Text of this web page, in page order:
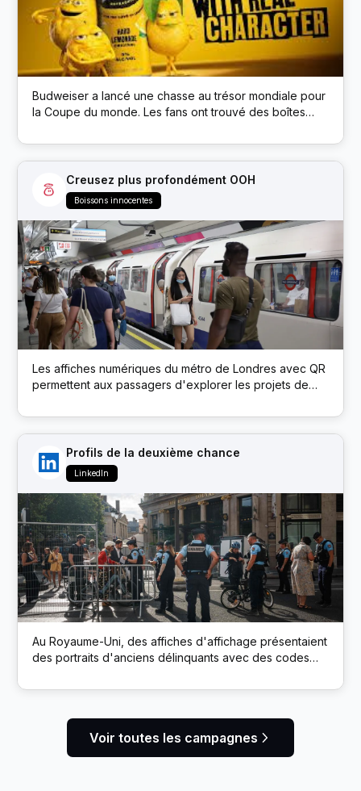
Budweiser a lancé une chasse au trésor mondiale pour
la Coupe du monde. Les fans ont trouvé des boîtes
publics ; chaque boîte avait un code QR qui débloquait
des prix comme des billets de match et de la bière.
Creusez plus profondément OOH
Boissons innocentes
Les affiches numériques du métro de Londres avec QR
permettent aux passagers d'explorer les projets de
Profils de la deuxième chance
LinkedIn
Au Royaume-Uni, des affiches d'affichage présentaient
des portraits d'anciens délinquants avec des codes
aux profils LinkedIn des candidats, encourageant ainsi
Voir toutes les campagnes